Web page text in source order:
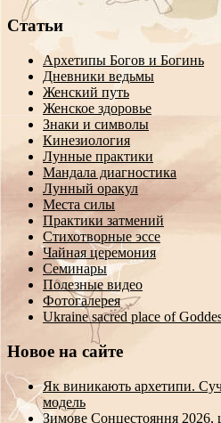
Статьи
Архетипы Богов и Богинь
Дневники ведьмы
Женский путь
Женское здоровье
Знаки и символы
Кинезиология
Лунные практики
Мандала диагностика
Лунный оракул
Места силы
Практики затмений
Стихотворные эссе
Чайная церемония
Семинары
Полезные видео
Фотогалерея
Ukraine sacred place of
Новое на сайте
Як виникають архетипи.
модель
Зимове Сонцестояння 2026,